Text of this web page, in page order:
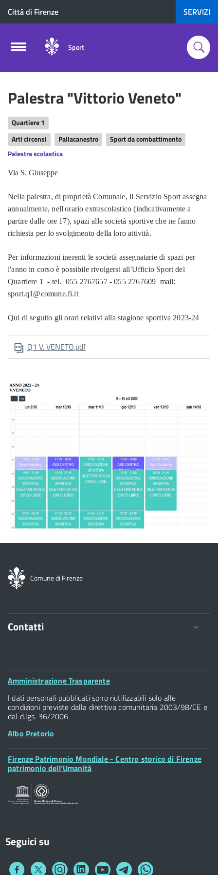
Città di Firenze SERVIZI
Sport
Palestra "Vittorio Veneto"
Quartiere 1
Arti circensi
Pallacanestro
Sport da combattimento
Palestra scolastica
Via S. Giuseppe
Nella palestra, di proprietà Comunale, il Servizio Sport assegna
annualmente, nell'orario extrascolastico (indicativamente a
partire dalle ore 17), spazi alle società sportive che ne fanno
richiesta per lo svolgimento della loro attività.
Per informazioni inerenti le società assegnatarie di spazi per
l'anno in corso è possibile rivolgersi all'Ufficio Sport del
Quartiere 1 - tel. 055 2767657 - 055 2767609 mail:
sport.q1@comune.fi.it
Qui di seguito gli orari relativi alla stagione sportiva 2023-24
Q1 V. VENETO.pdf
Comune di Firenze
Contatti
Comune di Firenze
Palazzo Vecchio
Piazza della Signoria - 50122, Firenze
P.IVA 01307110484
Posta Elettronica Certificata
Footer
Amministrazione Trasparente
I dati personali pubblicati sono riutilizzabili solo alle
condizioni previste dalla direttiva comunitaria 2003/98/CE e
dal d.lgs. 36/2006
Albo Pretorio
Footer
Widget
Firenze Patrimonio Mondiale - Centro storico di Firenze
patrimonio dell’Umanità
Seguici su
Collegamento
CollegamentoCollegamentoCollegamentoCollegamento
CollegamentoCollegamento